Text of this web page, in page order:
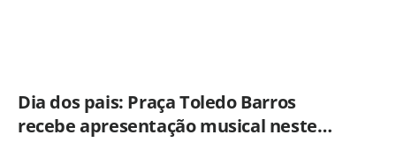
Dia dos pais: Praça Toledo Barros
recebe apresentação musical neste